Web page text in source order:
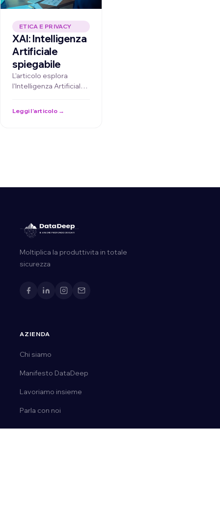
ETICA E PRIVACY
XAI: Intelligenza
Artificiale
spiegabile
L'articolo esplora
l'Intelligenza Artificiale
questa tecnologia
Leggi l’articolo →
Moltiplica la produttivita in totale
sicurezza
AZIENDA
Chi siamo
Manifesto DataDeep
Lavoriamo insieme
Parla con noi